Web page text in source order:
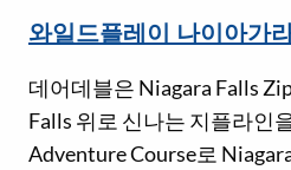
와일드플레이 나이아가
데어데블은 Niagara Falls
Falls 위로 신나는 지플라인
Adventure Course로